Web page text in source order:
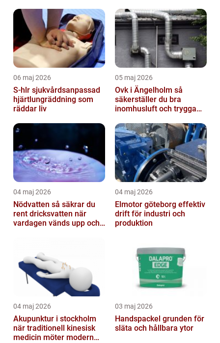
06 maj 2026
S-hlr sjukvårdsanpassad
hjärtlungräddning som
räddar liv
05 maj 2026
Ovk i Ängelholm så
säkerställer du bra
inomhusluft och trygga
04 maj 2026
Nödvatten så säkrar du
rent dricksvatten när
vardagen vänds upp och
04 maj 2026
Elmotor göteborg effektiv
drift för industri och
produktion
04 maj 2026
Akupunktur i stockholm
när traditionell kinesisk
medicin möter modern
03 maj 2026
Handspackel grunden för
släta och hållbara ytor